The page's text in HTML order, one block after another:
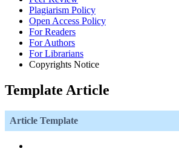
Plagiarism Policy
Open Access Policy
For Readers
For Authors
For Librarians
Copyrights Notice
Template Article
Article Template